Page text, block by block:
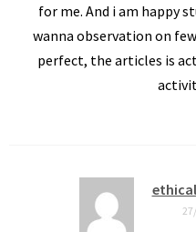
for me. And i am happy
wanna observation on
perfect, the articles is